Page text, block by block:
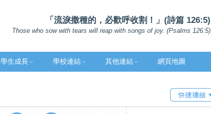
「流淚撒種的，必歡呼收割！」(詩篇 126:5)
Those who sow with tears will reap with songs of joy. (Psalms 126:5)
學生成長 學校連結 其他連結 網頁地圖